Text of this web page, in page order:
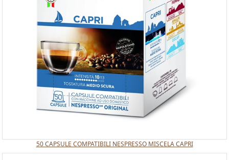
50 CAPSULE COMPATIBILI NESPRESSO MISCELA CAPRI